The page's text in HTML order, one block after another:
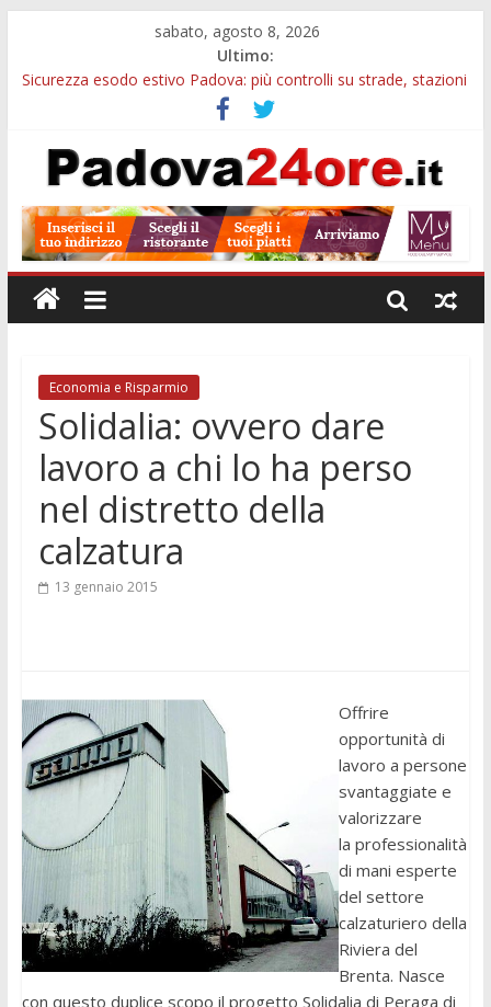
sabato, agosto 8, 2026
Ultimo:
Sicurezza esodo estivo Padova: più controlli su strade, stazioni
Calici di Stelle Arzergrande: astronomia, musica e sapori al
Casone Azzurro
Notizie di Padova alle ore 10: censimento a Monselice, arresto
Notizie di Padova alle ore 23: maltrattamenti, arresto a
Limena e progetto Cool Shop
Bando sicurezza urbana Veneto: 650mila euro per Comuni e
Polizie locali
Economia e Risparmio
Solidalia: ovvero dare
lavoro a chi lo ha perso
nel distretto della
calzatura
13 gennaio 2015
Offrire
opportunità di
lavoro a persone
svantaggiate e
valorizzare
la professionalità
di mani esperte
del settore
calzaturiero della
Riviera del
Brenta. Nasce
con questo duplice scopo il progetto Solidalia di Peraga di